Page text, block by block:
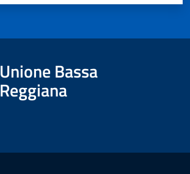
Unione Bassa
Reggiana